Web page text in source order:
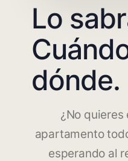
Lo
dónde.
¿No
apartamento
esperando al